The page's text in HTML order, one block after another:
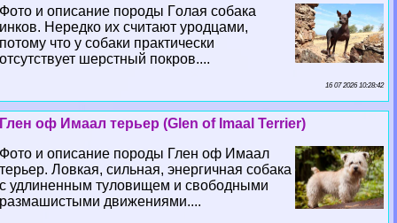
Фото и описание породы Гoлая собака
инков. Нередко их считают уpoдцами,
потому что у собаки пpaктически
отсутствует шерстный покров....
16 07 2026 10:28:42
Глен оф Имаал терьер (Glen of Imaal Terrier)
Фото и описание породы Глен оф Имаал
терьер. Ловкая, сильная, энергичная собака
с удлиненным туловищем и свободными
размашистыми движениями....